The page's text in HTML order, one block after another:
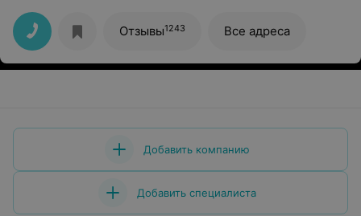
Отзывы1243 Все адреса
Добавить компанию
Добавить специалиста